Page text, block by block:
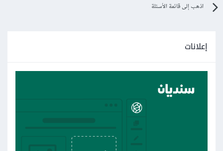
اذهب إلى قائمة الأسئلة
إعلانات